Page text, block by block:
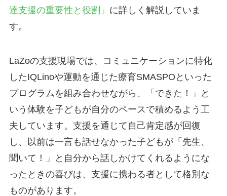
達支援の重要性と役割」 に詳しく解説していま
す。
LaZoの支援現場では、コミュニケーションに特化
したIQLinoや運動を通じた療育SMASPOといった
プログラムを組み合わせながら、「できた！」と
いう体験を子どもが自分のペースで積めるよう工
夫しています。支援を通じて自己肯定感が回復
し、以前は一言も話せなかった子どもが「先生、
聞いて！」と自分から話しかけてくれるようにな
ったときの喜びは、支援に携わる者として格別な
ものがあります。